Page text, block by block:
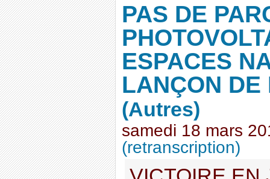
PAS DE
ESPACES
LANÇON DE
(Autres)
samedi 18 mars
(retranscription)